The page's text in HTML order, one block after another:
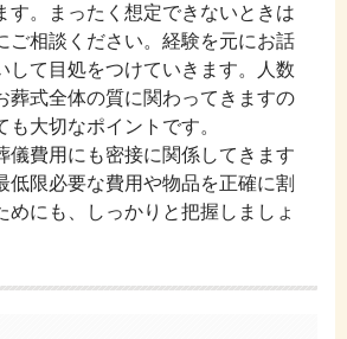
す。まったく想定できないときは
ご相談ください。経験を元にお話
して目処をつけていきます。人数
葬式全体の質に関わってきますの
も大切なポイントです。
儀費用にも密接に関係してきます
低限必要な費用や物品を正確に割
めにも、しっかりと把握しましょ